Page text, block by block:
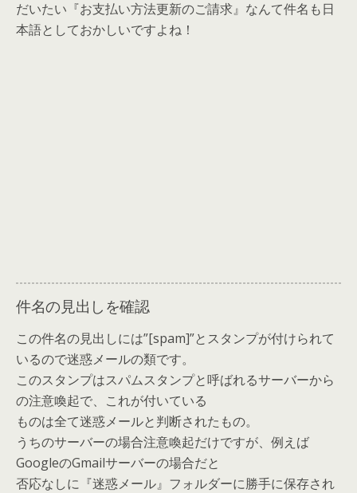
だいたい『お支払い方法更新のご請求』なんて件名も日
本語としておかしいですよね！
件名の見出しを確認
この件名の見出しには”[spam]”とスタンプが付けられて
いるので迷惑メールの類です。
このスタンプはスパムスタンプと呼ばれるサーバーから
の注意喚起で、これが付いている
ものは全て迷惑メールと判断されたもの。
うちのサーバーの場合注意喚起だけですが、例えば
GoogleのGmailサーバーの場合だと
否応なしに『迷惑メール』フォルダーに勝手に保存され